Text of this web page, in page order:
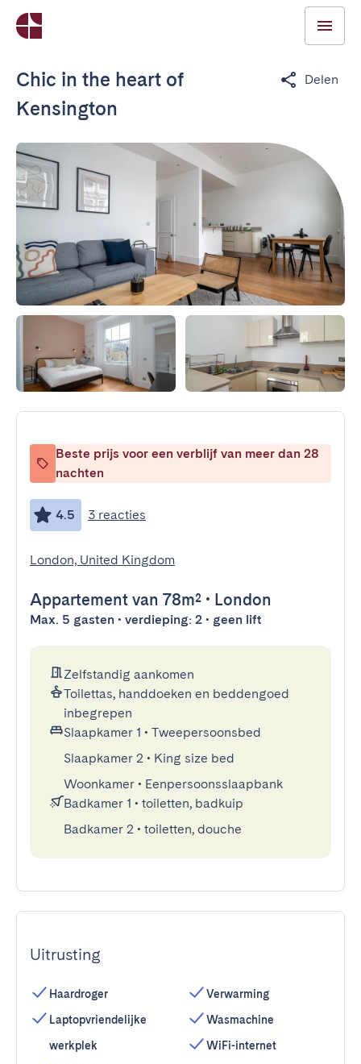
Chic in the heart of
Kensington
Delen
Beste prijs voor een verblijf van meer dan 28
nachten
4.5 3 reacties
London, United Kingdom
Appartement van 78m² • London
Max. 5 gasten • verdieping: 2 • geen lift
Zelfstandig aankomen
Toilettas, handdoeken en beddengoed
inbegrepen
Slaapkamer 1 • Tweepersoonsbed
Slaapkamer 2 • King size bed
Woonkamer • Eenpersoonsslaapbank
Badkamer 1 • toiletten, badkuip
Badkamer 2 • toiletten, douche
Uitrusting
Haardroger
Laptopvriendelijke
werkplek
Verwarming
Wasmachine
WiFi-internet